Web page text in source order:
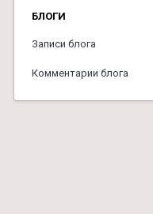
БЛОГИ
Записи блога
Комментарии блога